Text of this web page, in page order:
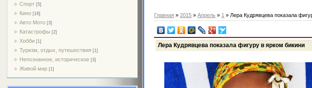
Спорт [5]
Кино [16]
Авто Мото [3]
Катастрофы [2]
Хобби [1]
Туризм, отдых, путешествия [1]
Непознанное, историческое [3]
Живой мир [1]
Главная »2015 » Апрель » 1 » Лера Кудрявцева показала
Лера Кудрявцева показала фигуру в ярком бикини